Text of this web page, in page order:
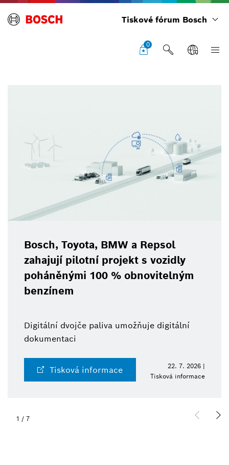
Tiskové fórum Bosch
0
Bosch, Toyota, BMW a Repsol
zahajují pilotní projekt s vozidly
poháněnými 100 % obnovitelným
benzínem
Digitální dvojče paliva umožňuje digitální
dokumentaci
Tisková informace
22. 7. 2026 |
Tisková informace
1 / 7